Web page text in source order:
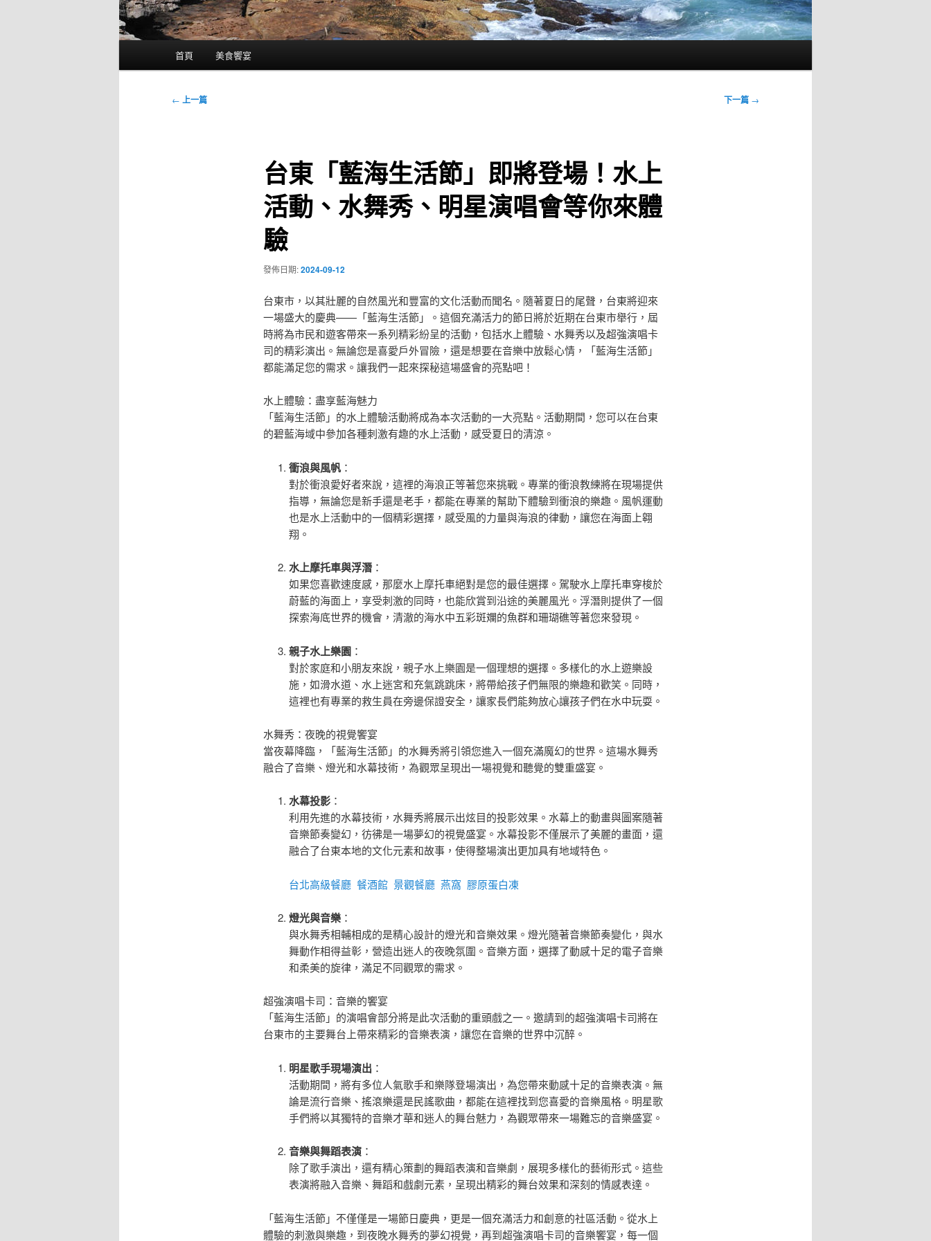
首頁 美食饗宴
文
← 上一篇 下一篇 →
台東「藍海生活節」即將登場！水上
活動、水舞秀、明星演唱會等你來體
驗
發佈日期:2024-09-12
台東市，以其壯麗的自然風光和豐富的文化活動而聞名。隨著夏日的尾聲，台東將迎來
一場盛大的慶典——「藍海生活節」。這個充滿活力的節日將於近期在台東市舉行，屆
時將為市民和遊客帶來一系列精彩紛呈的活動，包括水上體驗、水舞秀以及超強演唱卡
司的精彩演出。無論您是喜愛戶外冒險，還是想要在音樂中放鬆心情，「藍海生活節」
都能滿足您的需求。讓我們一起來探秘這場盛會的亮點吧！
水上體驗：盡享藍海魅力
「藍海生活節」的水上體驗活動將成為本次活動的一大亮點。活動期間，您可以在台東
的碧藍海域中參加各種刺激有趣的水上活動，感受夏日的清涼。
衝浪與風帆 ：
對於衝浪愛好者來說，這裡的海浪正等著您來挑戰。專業的衝浪教練將在現場提供
指導，無論您是新手還是老手，都能在專業的幫助下體驗到衝浪的樂趣。風帆運動
也是水上活動中的一個精彩選擇，感受風的力量與海浪的律動，讓您在海面上翱
翔。
水上摩托車與浮潛 ：
如果您喜歡速度感，那麼水上摩托車絕對是您的最佳選擇。駕駛水上摩托車穿梭於
蔚藍的海面上，享受刺激的同時，也能欣賞到沿途的美麗風光。浮潛則提供了一個
探索海底世界的機會，清澈的海水中五彩斑斕的魚群和珊瑚礁等著您來發現。
親子水上樂園 ：
對於家庭和小朋友來說，親子水上樂園是一個理想的選擇。多樣化的水上遊樂設
施，如滑水道、水上迷宮和充氣跳跳床，將帶給孩子們無限的樂趣和歡笑。同時，
這裡也有專業的救生員在旁邊保證安全，讓家長們能夠放心讓孩子們在水中玩耍。
水舞秀：夜晚的視覺饗宴
當夜幕降臨，「藍海生活節」的水舞秀將引領您進入一個充滿魔幻的世界。這場水舞秀
融合了音樂、燈光和水幕技術，為觀眾呈現出一場視覺和聽覺的雙重盛宴。
水幕投影 ：
利用先進的水幕技術，水舞秀將展示出炫目的投影效果。水幕上的動畫與圖案隨著
音樂節奏變幻，彷彿是一場夢幻的視覺盛宴。水幕投影不僅展示了美麗的畫面，還
融合了台東本地的文化元素和故事，使得整場演出更加具有地域特色。
台北高級餐廳 餐酒館 景觀餐廳 燕窩 膠原蛋白凍
燈光與音樂 ：
與水舞秀相輔相成的是精心設計的燈光和音樂效果。燈光隨著音樂節奏變化，與水
舞動作相得益彰，營造出迷人的夜晚氛圍。音樂方面，選擇了動感十足的電子音樂
和柔美的旋律，滿足不同觀眾的需求。
超強演唱卡司：音樂的饗宴
「藍海生活節」的演唱會部分將是此次活動的重頭戲之一。邀請到的超強演唱卡司將在
台東市的主要舞台上帶來精彩的音樂表演，讓您在音樂的世界中沉醉。
明星歌手現場演出 ：
活動期間，將有多位人氣歌手和樂隊登場演出，為您帶來動感十足的音樂表演。無
論是流行音樂、搖滾樂還是民謠歌曲，都能在這裡找到您喜愛的音樂風格。明星歌
手們將以其獨特的音樂才華和迷人的舞台魅力，為觀眾帶來一場難忘的音樂盛宴。
音樂與舞蹈表演 ：
除了歌手演出，還有精心策劃的舞蹈表演和音樂劇，展現多樣化的藝術形式。這些
表演將融入音樂、舞蹈和戲劇元素，呈現出精彩的舞台效果和深刻的情感表達。
「藍海生活節」不僅僅是一場節日慶典，更是一個充滿活力和創意的社區活動。從水上
體驗的刺激與樂趣，到夜晚水舞秀的夢幻視覺，再到超強演唱卡司的音樂饗宴，每一個